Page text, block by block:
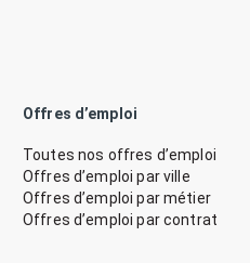
Offres d’emploi
Toutes nos offres d’emploi
Offres d’emploi par ville
Offres d’emploi par métier
Offres d’emploi par contrat